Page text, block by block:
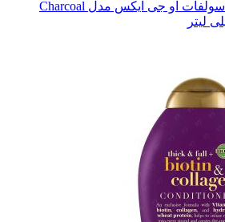
نرم کننده مو فاقد سولفات او جی ایکس مدل Charcoal